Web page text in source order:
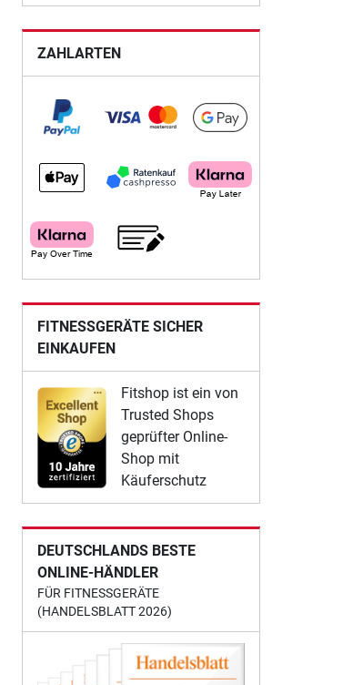
ZAHLARTEN
FITNESSGERÄTE SICHER
EINKAUFEN
Fitshop ist ein von
Trusted Shops
geprüfter Online-
Shop mit
Käuferschutz
DEUTSCHLANDS BESTE
ONLINE-HÄNDLER
FÜR FITNESSGERÄTE
(HANDELSBLATT 2026)